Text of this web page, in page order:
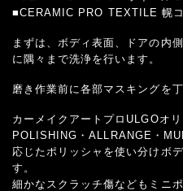
■CERAMIC PRO TEXTILE 幌
まずは、ボディ表面、ドアの内
に隅々まで洗浄を行います。
磨き作業前に各部マスキングを
カーメイクアートプロULGOオ
POLISHING・ALLRANGE・
応じたポリッシャを使い分けボ
す。
細かなスクラッチ傷などもミニ